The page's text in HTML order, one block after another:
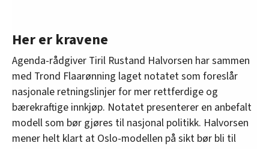
Her er kravene
Agenda-rådgiver Tiril Rustand Halvorsen har sammen
med Trond Flaarønning laget notatet som foreslår
nasjonale retningslinjer for mer rettferdige og
bærekraftige innkjøp. Notatet presenterer en anbefalt
modell som bør gjøres til nasjonal politikk. Halvorsen
mener helt klart at Oslo-modellen på sikt bør bli til